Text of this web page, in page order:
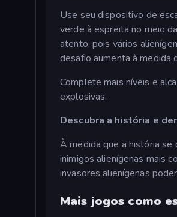
Use seu dispositivo de
verde à espreita no meio
atento, pois vários
desafio aumenta à medida
Complete mais níveis e
explosivas.
Descubra a história e
À medida que a história se
inimigos alienígenas mais
invasores alienígenas
Mais jogos como